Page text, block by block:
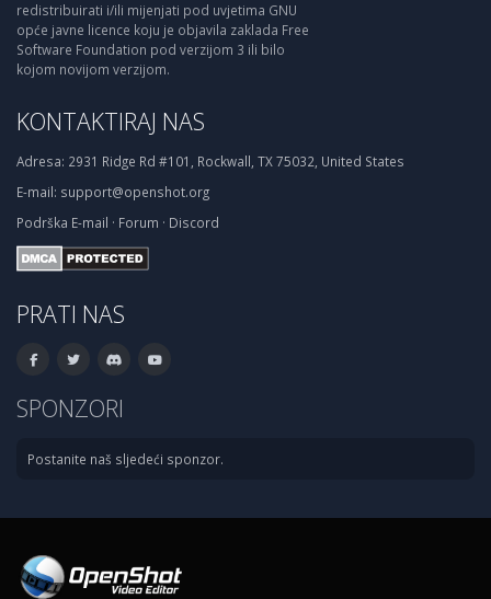
redistribuirati i/ili mijenjati pod uvjetima GNU
opće javne licence koju je objavila zaklada Free
Software Foundation pod verzijom 3 ili bilo
kojom novijom verzijom.
KONTAKTIRAJ NAS
Adresa: 2931 Ridge Rd #101, Rockwall, TX 75032, United States
E-mail: support@openshot.org
Podrška E-mail · Forum · Discord
PRATI NAS
SPONZORI
Postanite naš sljedeći sponzor.